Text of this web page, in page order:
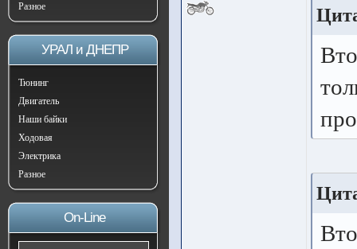
Разное
УРАЛ и ДНЕПР
Тюнинг
Двигатель
Наши байки
Ходовая
Электрика
Разное
On-Line